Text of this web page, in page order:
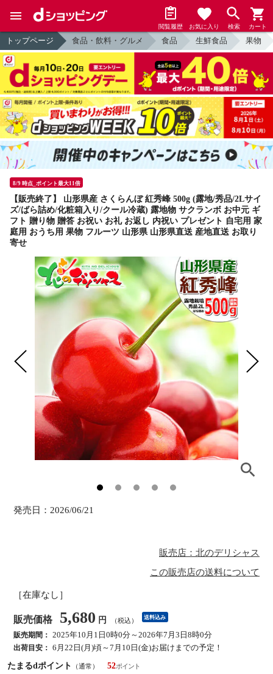
閲覧履歴 お気に入り 検索 カート
トップページ 食品・飲料・グルメ 食品 生鮮食品 果物
8/9 時点_ポイント最大11倍
【販売終了】 山形県産 さくらんぼ 紅秀峰 500g (露地/秀品/2Lサイ
ズ/ばら詰め/化粧箱入り/クール冷蔵) 露地物 サクランボ お中元 ギ
フト 贈り物 贈答 お祝い お礼 お返し 内祝い プレゼント 自宅用 家
庭用 おうち用 果物 フルーツ 山形県 山形県直送 産地直送 お取り
寄せ
発売日： 2026/06/21
販売店：北のデリシャス
この販売店の送料について
［在庫なし］
販売価格 5,680 円 （税込） 送料込み
販売期間： 2025年10月1日0時0分～2026年7月3日8時0分
出荷目安： 6月22日(月)頃～7月10日(金)お届けまでの予定！
たまるdポイント
（通常）
52